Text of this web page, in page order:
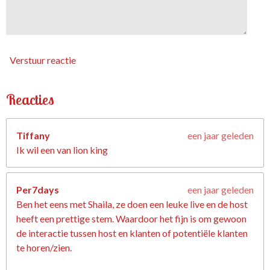
Verstuur reactie
Reacties
Tiffany
een jaar geleden
Ik wil een van lion king
Per7days
een jaar geleden
Ben het eens met Shaila, ze doen een leuke live en de host
heeft een prettige stem. Waardoor het fijn is om gewoon
de interactie tussen host en klanten of potentiële klanten
te horen/zien.